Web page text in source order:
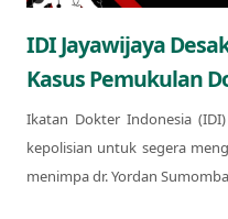
IDI Jayawijaya
Kasus Pemukulan
Ikatan Dokter Indonesia
kepolisian untuk segera
menimpa dr. Yordan